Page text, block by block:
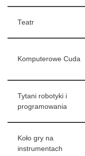
Teatr
Komputerowe Cuda
Tytani robotyki i
programowania
Koło gry na
instrumentach